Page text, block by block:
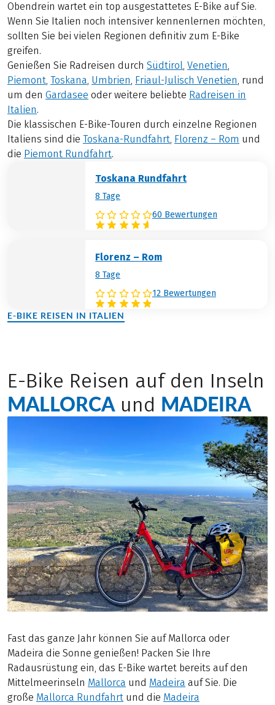
Obendrein wartet ein top ausgestattetes E-Bike auf Sie.
Wenn Sie Italien noch intensiver kennenlernen möchten,
sollten Sie bei vielen Regionen definitiv zum E-Bike
greifen.
Genießen Sie Radreisen durch Südtirol, Venetien,
Piemont, Toskana, Umbrien, Friaul-Julisch Venetien, rund
um den Gardasee oder weitere beliebte Radreisen in
Italien.
Die klassischen E-Bike-Touren durch einzelne Regionen
Italiens sind die Toskana-Rundfahrt, Florenz – Rom und
die Piemont Rundfahrt.
Toskana Rundfahrt
8 Tage
60 Bewertungen
Florenz – Rom
8 Tage
12 Bewertungen
E-BIKE REISEN IN ITALIEN
E-Bike Reisen auf den Inseln
MALLORCAund MADEIRA
Fast das ganze Jahr können Sie auf Mallorca oder
Madeira die Sonne genießen! Packen Sie Ihre
Radausrüstung ein, das E-Bike wartet bereits auf den
Mittelmeerinseln Mallorca und Madeira auf Sie. Die
große Mallorca Rundfahrt und die Madeira